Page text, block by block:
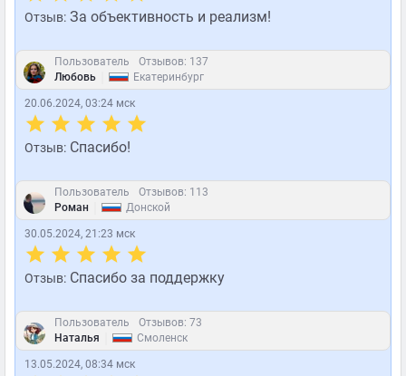
Отзыв: За объективность и реализм!
Пользователь
Отзывов: 137
Любовь
Екатеринбург
20.06.2024, 03:24 мск
Отзыв: Спасибо!
Пользователь
Отзывов: 113
Роман
Донской
30.05.2024, 21:23 мск
Отзыв: Спасибо за поддержку
Пользователь
Отзывов: 73
Наталья
Смоленск
13.05.2024, 08:34 мск